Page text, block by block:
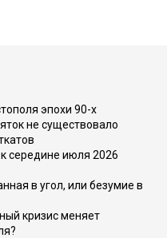
эпохи 90-х
не существовало
середине июля 2026
в угол, или безумие в
кризис меняет